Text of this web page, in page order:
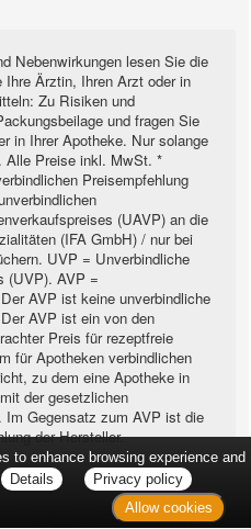
Nebenwirkungen lesen Sie die
Ihre Ärztin, Ihren Arzt oder in
Zu Risiken und
und fragen Sie
in Ihrer Apotheke. Nur solange
Alle Preise inkl. MwSt. *
Preisempfehlung
(UAVP) an die
(IFA GmbH) / nur bei
UVP = Unverbindliche
(UVP). AVP =
AVP ist keine unverbindliche
AVP ist ein von den
Preis für rezeptfreie
für Apotheken verbindlichen
zu dem eine Apotheke in
der gesetzlichen
Im Gegensatz zum AVP ist die
der Hersteller.
to enhance browsing experience and
Details
Privacy policy
Allow cookies